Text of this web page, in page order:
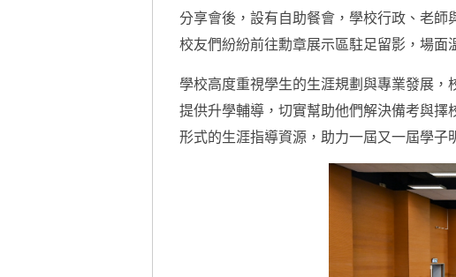
分享會後，設有自助餐會，學校行政、老
校友們紛紛前往勳章展示區駐足留影，場
學校高度重視學生的生涯規劃與專業發展
提供升學輔導，切實幫助他們解決備考與
形式的生涯指導資源，助力一屆又一屆學子